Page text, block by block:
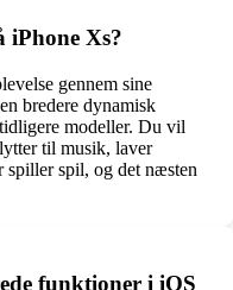
Xs?
gennem sine
bredere dynamisk
modeller. Du vil
til musik, laver
spiller spil, og det næsten
funktioner i iOS